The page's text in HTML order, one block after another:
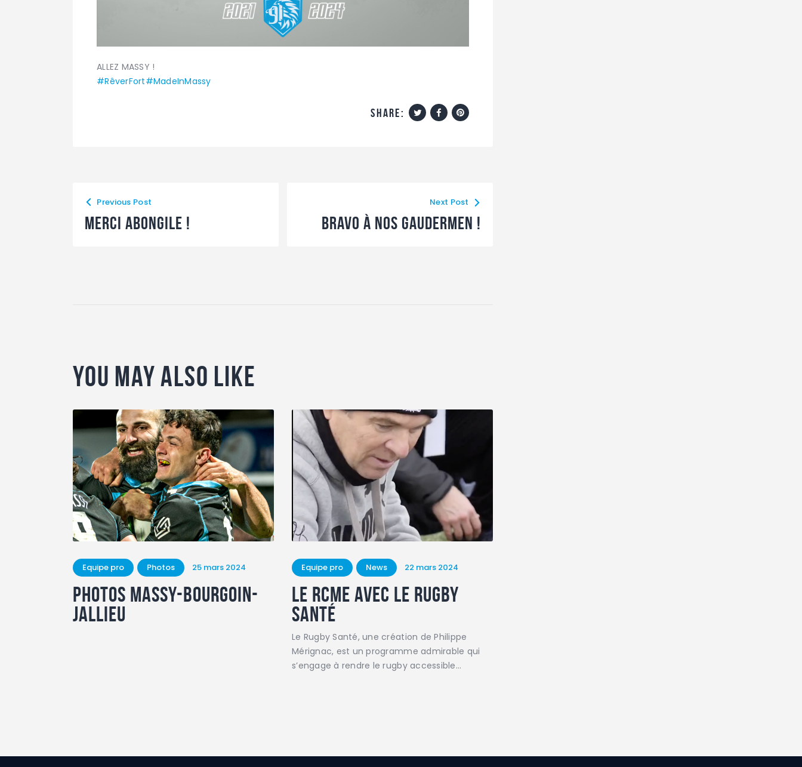
ALLEZ MASSY !
#RêverFort#MadeInMassy
share:
Previous Post
Merci abongile !
Next Post
bravo à nos gaudermen !
You May Also Like
Equipe pro Photos 25 mars 2024
Photos Massy-bourgoin-
jallieu
Equipe pro News 22 mars 2024
Le rcme avec le Rugby
Santé
Le Rugby Santé, une création de Philippe
Mérignac, est un programme admirable qui
s’engage à rendre le rugby accessible…